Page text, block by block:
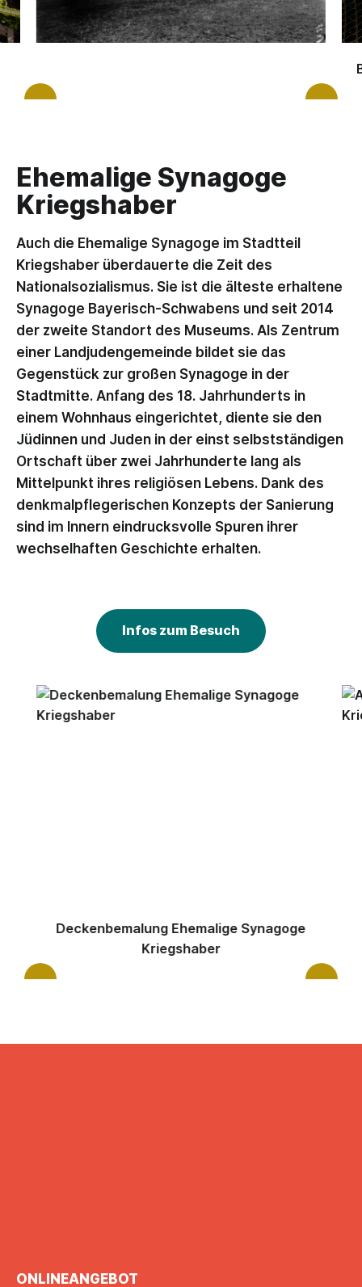
Ehemalige Synagoge
Kriegshaber
Auch die Ehemalige Synagoge im Stadtteil
Kriegshaber überdauerte die Zeit des
Nationalsozialismus. Sie ist die älteste erhaltene
Synagoge Bayerisch-Schwabens und seit 2014
der zweite Standort des Museums. Als Zentrum
einer Landjudengemeinde bildet sie das
Gegenstück zur großen Synagoge in der
Stadtmitte. Anfang des 18. Jahrhunderts in
einem Wohnhaus eingerichtet, diente sie den
Jüdinnen und Juden in der einst selbstständigen
Ortschaft über zwei Jahrhunderte lang als
Mittelpunkt ihres religiösen Lebens. Dank des
denkmalpflegerischen Konzepts der Sanierung
sind im Innern eindrucksvolle Spuren ihrer
wechselhaften Geschichte erhalten.
Infos zum Besuch
Deckenbemalung Ehemalige Synagoge
Kriegshaber
ONLINEANGEBOT